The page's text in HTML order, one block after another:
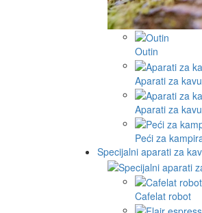
Outin
Aparati za
Aparati za
Peći za
Specijalni aparati za
Cafelat robot